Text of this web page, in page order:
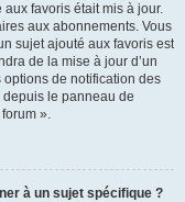
favoris était mis à jour.
aux abonnements. Vous
sujet ajouté aux favoris est
de la mise à jour d’un
options de notification des
le panneau de
».
à un sujet spécifique ?